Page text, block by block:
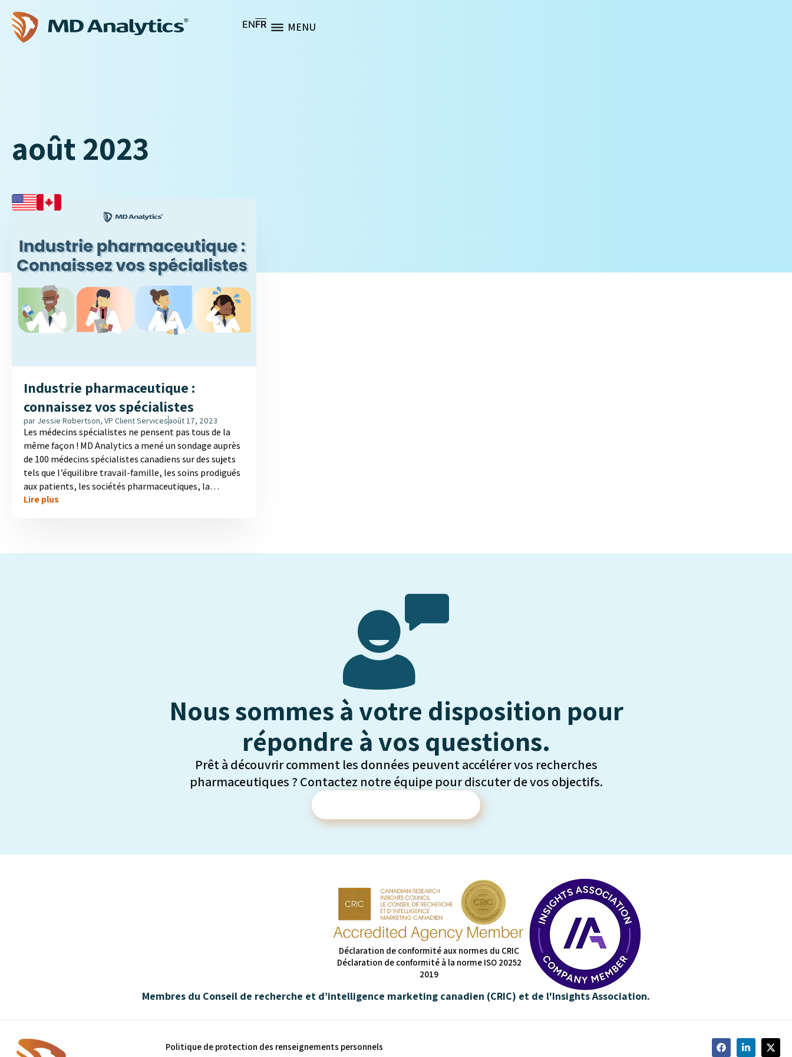
ENFR MENU
août 2023
Industrie pharmaceutique :
connaissez vos spécialistes
par Jessie Robertson, VP Client Servicesaoût 17, 2023
Les médecins spécialistes ne pensent pas tous de la
même façon ! MD Analytics a mené un sondage auprès
de 100 médecins spécialistes canadiens sur des sujets
tels que l’équilibre travail-famille, les soins prodigués
aux patients, les sociétés pharmaceutiques, la
technologie et les sources d’information dans le but
avec leur auditoire cible. Quatre segments de
Lire plus
Nous sommes à votre disposition pour
répondre à vos questions.
Prêt à découvrir comment les données peuvent accélérer vos recherches
pharmaceutiques ? Contactez notre équipe pour discuter de vos objectifs.
Déclaration de conformité aux normes du CRIC
Déclaration de conformité à la norme ISO 20252
2019
Membres du Conseil de recherche et d’intelligence marketing canadien (CRIC) et de l'Insights Association.
Politique de protection des renseignements personnels